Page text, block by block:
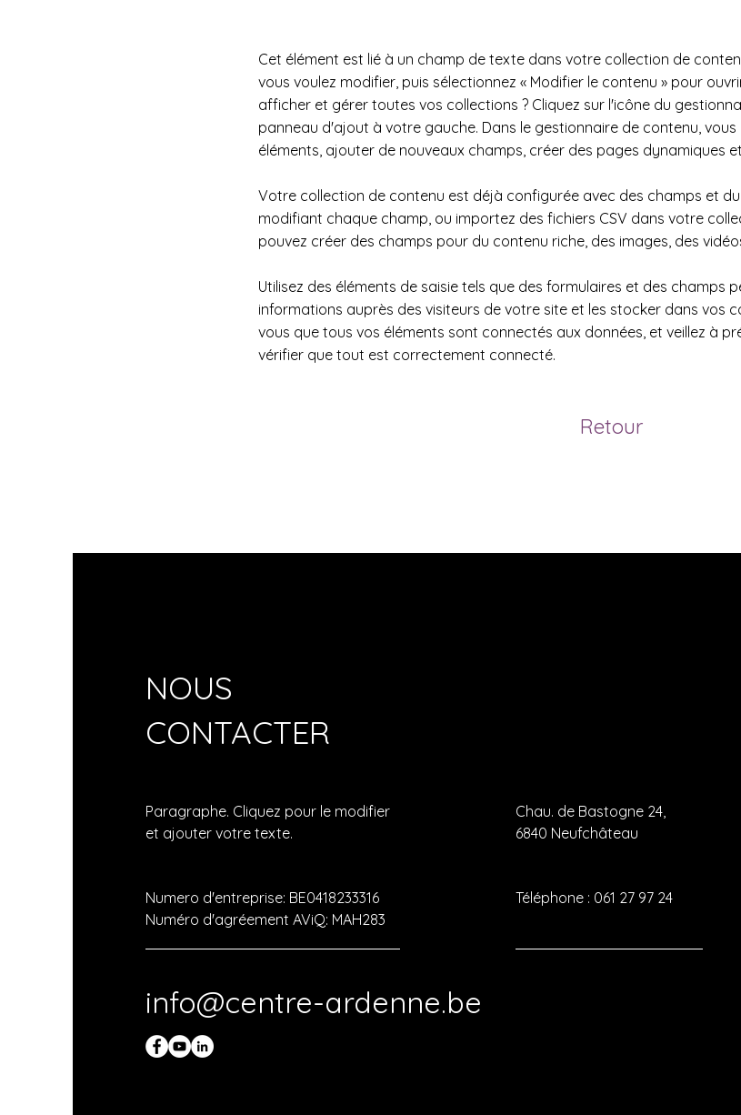
Cet élément est lié à un champ de texte dans votre collection de
vous voulez modifier, puis sélectionnez « Modifier le contenu » pour
afficher et gérer toutes vos collections ? Cliquez sur l'icône du
panneau d'ajout à votre gauche. Dans le gestionnaire de contenu,
éléments, ajouter de nouveaux champs, créer des pages dynamiques
Votre collection de contenu est déjà configurée avec des champs et
modifiant chaque champ, ou importez des fichiers CSV dans votre
pouvez créer des champs pour du contenu riche, des images, des
Utilisez des éléments de saisie tels que des formulaires et des champs
informations auprès des visiteurs de votre site et les stocker dans vos
vous que tous vos éléments sont connectés aux données, et veillez à
vérifier que tout est correctement connecté.
Retour
NOUS
CONTACTER
Paragraphe. Cliquez pour le modifier
et ajouter votre texte.
Numero d'entreprise: BE0418233316
Numéro d'agréement AViQ: MAH283
Chau. de Bastogne 24,
6840 Neufchâteau
Téléphone : 061 27 97 24
info@centre-ardenne.be